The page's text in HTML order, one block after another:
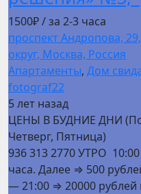
1500₽/ за 2-3 часа
проспект Андропова,
округ, Москва, Россия
Апартаменты, Дом
fotograf22
5 лет назад
ЦЕНЫ В БУДНИЕ ДНИ
Четверг, Пятница)
936 313 2770 УТРО
часа. Далее ⇒ 500
— 21:00 ⇒ 20000 рублей